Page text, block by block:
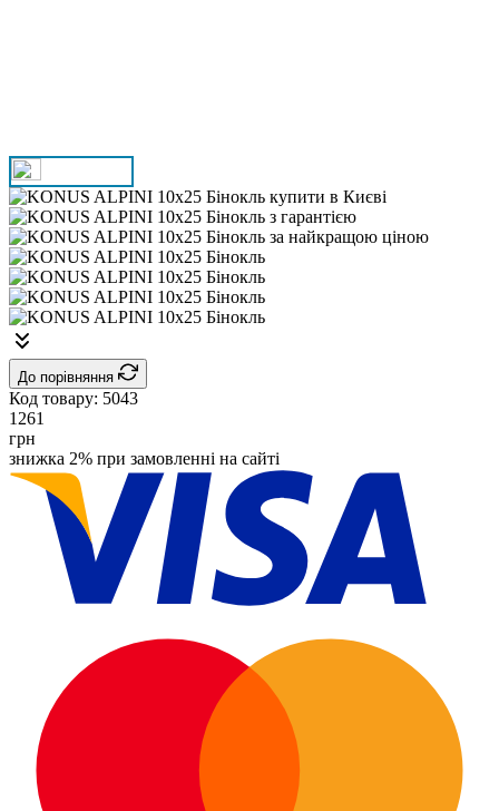
До порівняння
Код товару: 5043
1261
грн
знижка 2% при замовленні на сайті